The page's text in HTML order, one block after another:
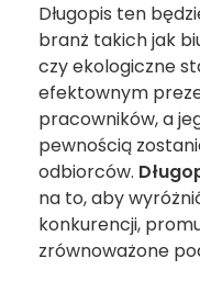
Długopis ten
branż takich jak
czy ekologiczne
efektownym
pracowników, a
pewnością
odbiorców.
na to, aby
konkurencji,
zrównoważone